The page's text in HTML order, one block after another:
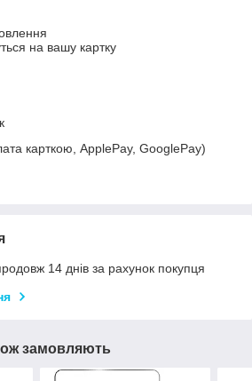
на вашу картку
карткою, ApplePay, GooglePay)
14 днів за рахунок покупця
замовляють